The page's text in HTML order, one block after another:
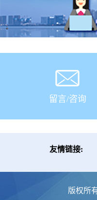
留言/咨询
友情链接:
版权所